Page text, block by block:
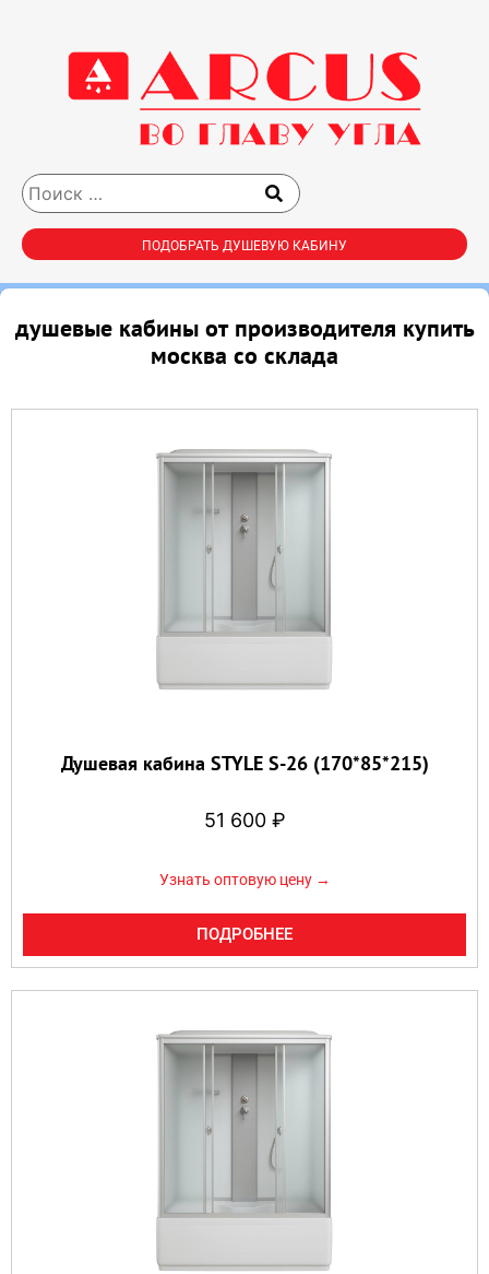
ПОДОБРАТЬ ДУШЕВУЮ КАБИНУ
душевые кабины от производителя купить
москва со склада
Душевая кабина STYLE S-26 (170*85*215)
51 600 ₽
Узнать оптовую цену →
ПОДРОБНЕЕ